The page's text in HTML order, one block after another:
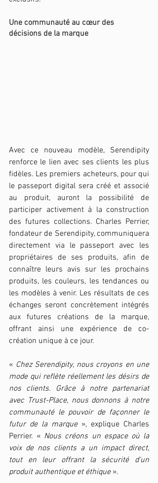
Une communauté au cœur des
décisions de la marque
Avec ce nouveau modèle, Serendipity
renforce le lien avec ses clients les plus
fidèles. Les premiers acheteurs, pour qui
le passeport digital sera créé et associé
au produit, auront la possibilité de
participer activement à la construction
des futures collections. Charles Perrier,
fondateur de Serendipity, communiquera
directement via le passeport avec les
propriétaires de ses produits, afin de
connaître leurs avis sur les prochains
produits, les couleurs, les tendances ou
les modèles à venir. Les résultats de ces
échanges seront concrètement intégrés
aux futures créations de la marque,
offrant ainsi une expérience de co-
création unique à ce jour.
« Chez Serendipity, nous croyons en une
mode qui reflète réellement les désirs de
nos clients. Grâce à notre partenariat
avec Trust-Place, nous donnons à notre
communauté le pouvoir de façonner le
futur de la marque », explique Charles
Perrier. « Nous créons un espace où la
voix de nos clients a un impact direct,
tout en leur offrant la sécurité d'un
produit authentique et éthique ».